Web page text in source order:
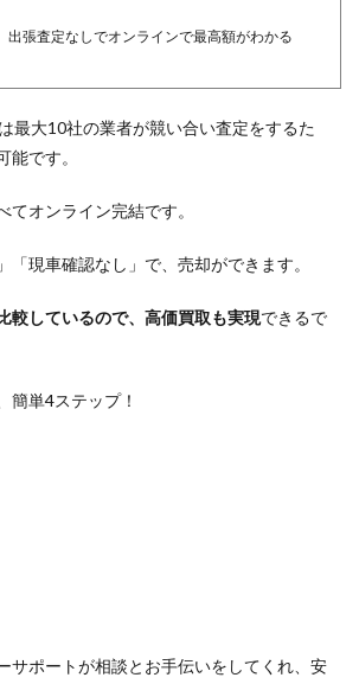
出張査定なしでオンラインで最高額がわかる
最大10社の業者が競い合い査定をするた
能です。
てオンライン完結です。
「現車確認なし」で、売却ができます。
較しているので、高価買取も実現できるで
簡単4ステップ！
サポートが相談とお手伝いをしてくれ、安